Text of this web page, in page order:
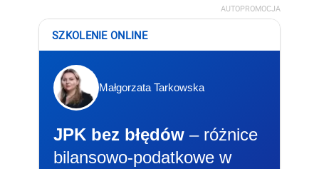
AUTOPROMOCJA
SZKOLENIE ONLINE
Małgorzata Tarkowska
JPK bez błędów – różnice
bilansowo-podatkowe w